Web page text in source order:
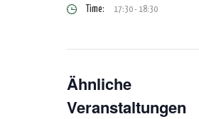
Time: 17:30 - 18:30
Ähnliche
Veranstaltungen